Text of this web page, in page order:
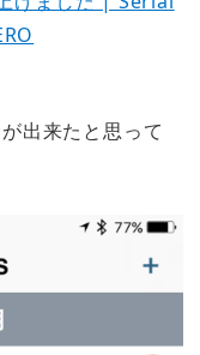
出来たと思って